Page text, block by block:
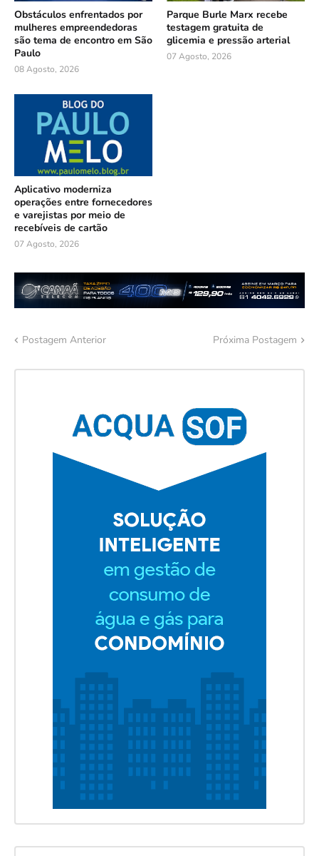
Obstáculos enfrentados por
mulheres empreendedoras
são tema de encontro em São
Paulo
08 Agosto, 2026
Parque Burle Marx recebe
testagem gratuita de
glicemia e pressão arterial
07 Agosto, 2026
Aplicativo moderniza
operações entre fornecedores
e varejistas por meio de
recebíveis de cartão
07 Agosto, 2026
Postagem Anterior Próxima Postagem